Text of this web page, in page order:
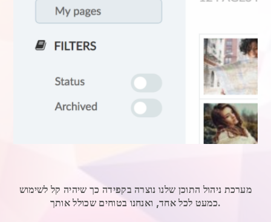
מערכת ניהול התוכן שלנו נוצרה בקפידה כך שיהיה קל לשימוש
כמעט לכל אחד, ואנחנו בטוחים שכולל אותך.